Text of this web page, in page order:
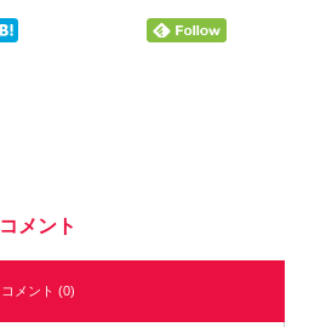
コメント
コメント (0)